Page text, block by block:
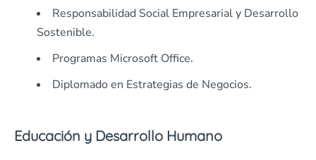
Responsabilidad Social Empresarial y Desarrollo
Sostenible.
Programas Microsoft Office.
Diplomado en Estrategias de Negocios.
Educación y Desarrollo Humano